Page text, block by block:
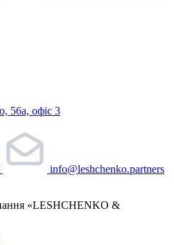
56а, офіс 3
info@leshchenko.partners
«LESHCHENKO &